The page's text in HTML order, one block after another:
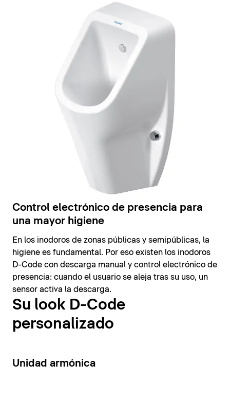
Control electrónico de presencia para
una mayor higiene
En los inodoros de zonas públicas y semipúblicas, la
higiene es fundamental. Por eso existen los inodoros
D-Code con descarga manual y control electrónico de
presencia: cuando el usuario se aleja tras su uso, un
sensor activa la descarga.
Su look D-Code
personalizado
14
Unidad armónica